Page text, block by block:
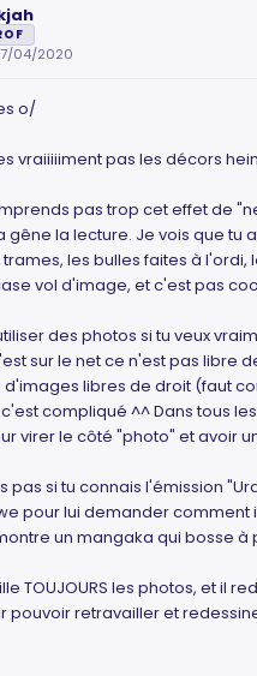
04/2020
o/
vraiiiiiment pas les décors
pas trop cet effet de
gêne la lecture. Je vois que tu
trames, les bulles faites à
vol d'image, et c'est pas
des photos si tu veux
sur le net ce n'est pas libre
libres de droit (faut
compliqué ^^ Dans tous
virer le côté "photo" et avoir
pas si tu connais l'émission
pour lui demander comment
un mangaka qui bosse à
TOUJOURS les photos, et il
pouvoir retravailler et